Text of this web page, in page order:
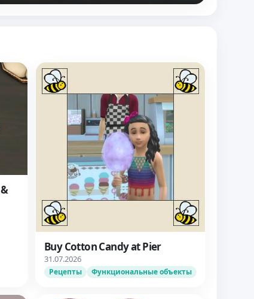
Buy Cotton Candy at Pier
31.07.2026
Рецепты Функциональные объекты